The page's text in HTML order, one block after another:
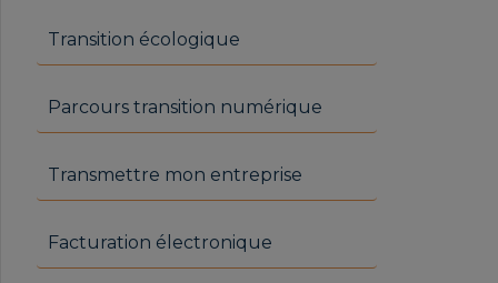
Transition écologique
Parcours transition numérique
Transmettre mon entreprise
Facturation électronique